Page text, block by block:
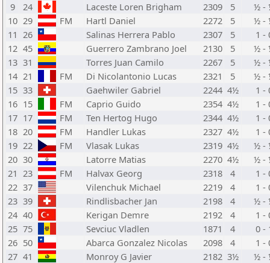
9
24 Laceste Loren Brigham 2309 5
½ -
10 29 FM Hartl Daniel 2272 5
½ -
11 26 Salinas Herrera Pablo 2307 5
1 -
12 45 Guerrero Zambrano Joel 2130 5
½ -
13 31 Torres Juan Camilo 2267 5
½ -
14 21 FM Di Nicolantonio Lucas 2321 5
½ -
15 33 Gaehwiler Gabriel 2244 4½
1 -
16 15 FM Caprio Guido 2354 4½
1 -
17 17 FM Ten Hertog Hugo 2344 4½
1 -
18 20 FM Handler Lukas 2327 4½
1 -
19 22 FM Vlasak Lukas 2319 4½
½ -
20 30 Latorre Matias 2270 4½
½ -
21 23 FM Halvax Georg 2318 4
1 -
22 37 Vilenchuk Michael 2219 4
1 -
23 39 Rindlisbacher Jan 2198 4
½ -
24 40 Kerigan Demre 2192 4
1 -
25 75 Sevciuc Vladlen 1871 4
0 -
26 50 Abarca Gonzalez Nicolas 2098 4
1 -
27 41 Monroy G Javier 2182 3½
½ -